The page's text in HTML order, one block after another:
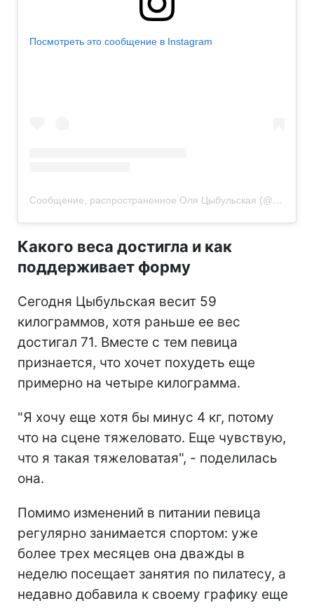
Посмотреть это сообщение в Instagram
Сообщение, распространенное Оля Цыбульская (@cybulskaya)
Какого веса достигла и как
поддерживает форму
Сегодня Цыбульская весит 59
килограммов, хотя раньше ее вес
достигал 71. Вместе с тем певица
признается, что хочет похудеть еще
примерно на четыре килограмма.
"Я хочу еще хотя бы минус 4 кг, потому
что на сцене тяжеловато. Еще чувствую,
что я такая тяжеловатая", - поделилась
она.
Помимо изменений в питании певица
регулярно занимается спортом: уже
более трех месяцев она дважды в
неделю посещает занятия по пилатесу, а
недавно добавила к своему графику еще